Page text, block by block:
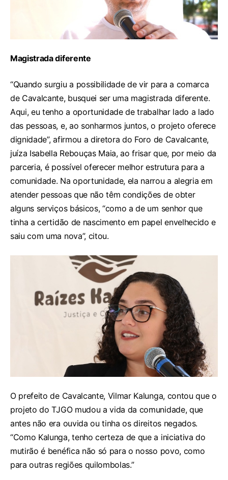
Magistrada diferente
“Quando surgiu a possibilidade de vir para a comarca
de Cavalcante, busquei ser uma magistrada diferente.
Aqui, eu tenho a oportunidade de trabalhar lado a lado
das pessoas, e, ao sonharmos juntos, o projeto oferece
dignidade”, afirmou a diretora do Foro de Cavalcante,
juíza Isabella Rebouças Maia, ao frisar que, por meio da
parceria, é possível oferecer melhor estrutura para a
comunidade. Na oportunidade, ela narrou a alegria em
atender pessoas que não têm condições de obter
alguns serviços básicos, “como a de um senhor que
tinha a certidão de nascimento em papel envelhecido e
saiu com uma nova”, citou.
O prefeito de Cavalcante, Vilmar Kalunga, contou que o
projeto do TJGO mudou a vida da comunidade, que
antes não era ouvida ou tinha os direitos negados.
“Como Kalunga, tenho certeza de que a iniciativa do
mutirão é benéfica não só para o nosso povo, como
para outras regiões quilombolas.”